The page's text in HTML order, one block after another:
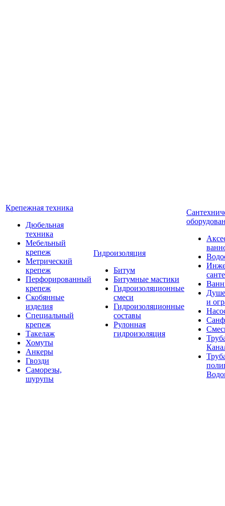
Крепежная техника
Дюбельная
техника
Мебельный
крепеж
Метрический
крепеж
Перфорированный
крепеж
Скобянные
изделия
Специальный
крепеж
Такелаж
Хомуты
Анкеры
Гвозди
Саморезы,
шурупы
Гидроизоляция
Битум
Битумные мастики
Гидроизоляционные
смеси
Гидроизоляционные
составы
Рулонная
гидроизоляция
и